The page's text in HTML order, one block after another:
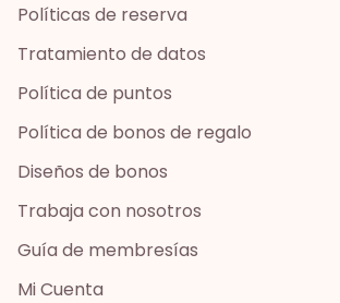
Políticas de reserva
Tratamiento de datos
Política de puntos
Política de bonos de regalo
Diseños de bonos
Trabaja con nosotros
Guía de membresías
Mi Cuenta